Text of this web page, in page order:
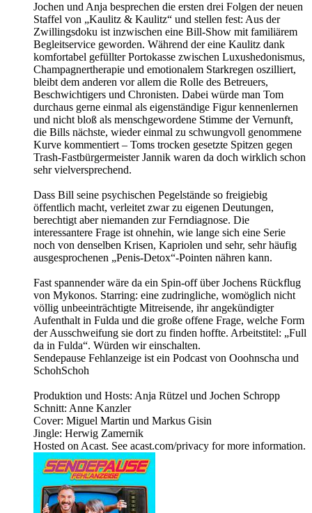
Jochen und Anja besprechen die ersten drei Folgen der neuen
Staffel von „Kaulitz & Kaulitz“ und stellen fest: Aus der
Zwillingsdoku ist inzwischen eine Bill-Show mit familiärem
Begleitservice geworden. Während der eine Kaulitz dank
komfortabel gefüllter Portokasse zwischen Luxushedonismus,
Champagnertherapie und emotionalem Starkregen oszilliert,
bleibt dem anderen vor allem die Rolle des Betreuers,
Beschwichtigers und Chronisten. Dabei würde man Tom
durchaus gerne einmal als eigenständige Figur kennenlernen
und nicht bloß als menschgewordene Stimme der Vernunft,
die Bills nächste, wieder einmal zu schwungvoll genommene
Kurve kommentiert – Toms trocken gesetzte Spitzen gegen
Trash-Fastbürgermeister Jannik waren da doch wirklich schon
sehr vielversprechend.
Dass Bill seine psychischen Pegelstände so freigiebig
öffentlich macht, verleitet zwar zu eigenen Deutungen,
berechtigt aber niemanden zur Ferndiagnose. Die
interessantere Frage ist ohnehin, wie lange sich eine Serie
noch von denselben Krisen, Kapriolen und sehr, sehr häufig
ausgesprochenen „Penis-Detox“-Pointen nähren kann.
Fast spannender wäre da ein Spin-off über Jochens Rückflug
von Mykonos. Starring: eine zudringliche, womöglich nicht
völlig unbeeinträchtigte Mitreisende, ihr angekündigter
Aufenthalt in Fulda und die große offene Frage, welche Form
der Ausschweifung sie dort zu finden hoffte. Arbeitstitel: „Full
da in Fulda“. Würden wir einschalten.
Sendepause Fehlanzeige ist ein Podcast von Ooohnscha und
SchohSchoh
Produktion und Hosts: Anja Rützel und Jochen Schropp
Schnitt: Anne Kanzler
Cover: Miguel Martin und Markus Gisin
Jingle: Herwig Zamernik
Hosted on Acast. See acast.com/privacy for more information.